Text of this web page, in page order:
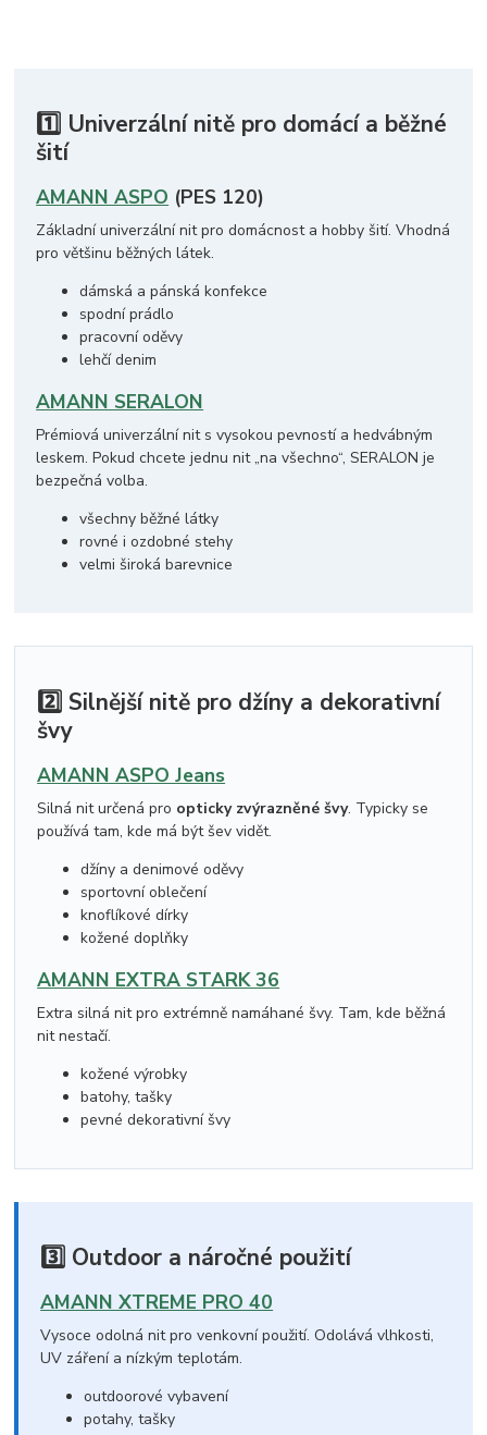
1️⃣ Univerzální nitě pro domácí a běžné
šití
AMANN ASPO (PES 120)
Základní univerzální nit pro domácnost a hobby šití. Vhodná
pro většinu běžných látek.
dámská a pánská konfekce
spodní prádlo
pracovní oděvy
lehčí denim
AMANN SERALON
Prémiová univerzální nit s vysokou pevností a hedvábným
leskem. Pokud chcete jednu nit „na všechno“, SERALON je
bezpečná volba.
všechny běžné látky
rovné i ozdobné stehy
velmi široká barevnice
2️⃣ Silnější nitě pro džíny a dekorativní
švy
AMANN ASPO Jeans
Silná nit určená pro opticky zvýrazněné švy. Typicky se
používá tam, kde má být šev vidět.
džíny a denimové oděvy
sportovní oblečení
knoflíkové dírky
kožené doplňky
AMANN EXTRA STARK 36
Extra silná nit pro extrémně namáhané švy. Tam, kde běžná
nit nestačí.
kožené výrobky
batohy, tašky
pevné dekorativní švy
3️⃣ Outdoor a náročné použití
AMANN XTREME PRO 40
Vysoce odolná nit pro venkovní použití. Odolává vlhkosti,
UV záření a nízkým teplotám.
outdoorové vybavení
potahy, tašky